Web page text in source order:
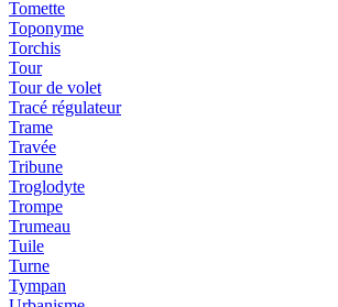
Tomette
Toponyme
Torchis
Tour
Tour de volet
Tracé régulateur
Trame
Travée
Tribune
Troglodyte
Trompe
Trumeau
Tuile
Turne
Tympan